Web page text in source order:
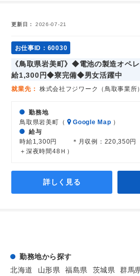
更新日 2026-07-21
お仕事ID：60030
《鳥取県岩美町》◆電池の製造オペ
給1,300円◆寮完備◆男女活躍中
就業先 株式会社フジワーク（鳥取事業所）
勤務地
鳥取県岩美町（
Google Map ）
給与
時給1,300円 ＊月収例：220,350円
＋深夜時間48Ｈ）
詳しく見る
勤務地から探す
北海道 山形県 福島県 茨城県 群馬